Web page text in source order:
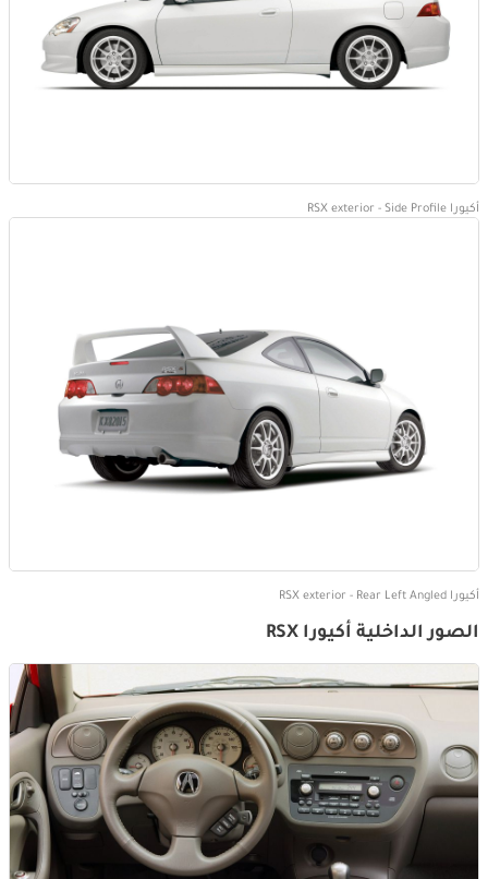
أكيورا RSX exterior - Side Profile
أكيورا RSX exterior - Rear Left Angled
الصور الداخلية أكيورا RSX